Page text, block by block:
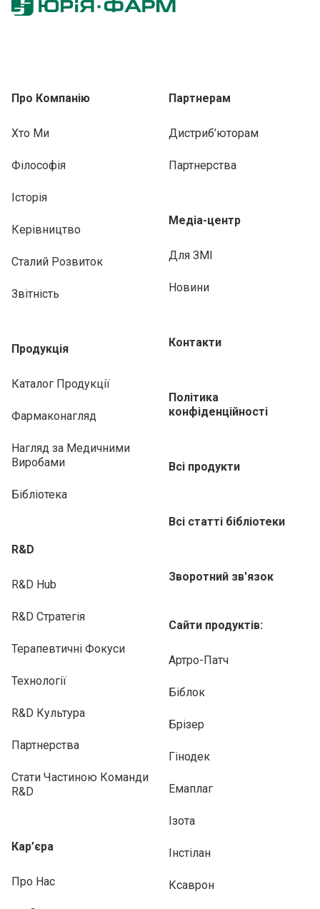
Про Компанію
Хто Ми
Філософія
Історія
Керівництво
Сталий Розвиток
Звітність
Продукція
Каталог Продукції
Фармаконагляд
Нагляд за Медичними
Виробами
Бібліотека
R&D
R&D Hub
R&D Стратегія
Терапевтичні Фокуси
Технології
R&D Культура
Партнерства
Стати Частиною Команди
R&D
Кар’єра
Про Нас
Партнерам
Дистриб’юторам
Партнерства
Медіа-центр
Для ЗМІ
Новини
Контакти
Політика
конфіденційності
Всі продукти
Всі статті бібліотеки
Зворотний зв'язок
Сайти продуктів:
Артро-Патч
Біблок
Брізер
Гінодек
Емаплаг
Ізота
Інстілан
Ксаврон